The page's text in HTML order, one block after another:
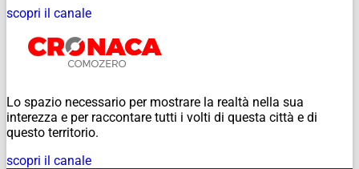
scopri il canale
Lo spazio necessario per mostrare la realtà nella sua
interezza e per raccontare tutti i volti di questa città e di
questo territorio.
scopri il canale